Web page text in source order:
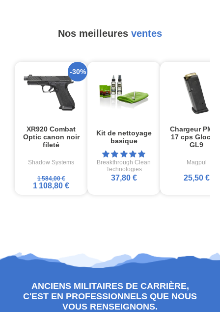
Nos meilleures ventes
XR920 Combat
Optic canon noir
fileté
Shadow Systems
1 584,00 €
1 108,80 €
-30%
Kit de nettoyage
basique
Breakthrough Clean
Technologies
37,80 €
Chargeur
17 cps
GL9
Magpul
25,50 €
ANCIENS MILITAIRES DE CARRIÈRE,
C'EST EN PROFESSIONNELS QUE NOUS
VOUS RENSEIGNONS.